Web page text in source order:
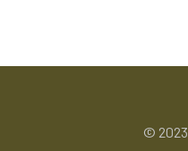
© 2023